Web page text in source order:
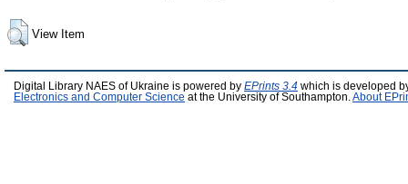
View Item
Digital Library NAES of Ukraine is powered by EPrints 3.4 which is developed
Electronics and Computer Science at the University of Southampton. About